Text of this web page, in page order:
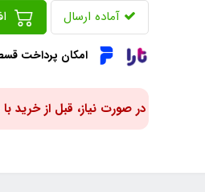
آماده ارسال
امکان پرداخت
در صورت نیاز، قبل از خرید